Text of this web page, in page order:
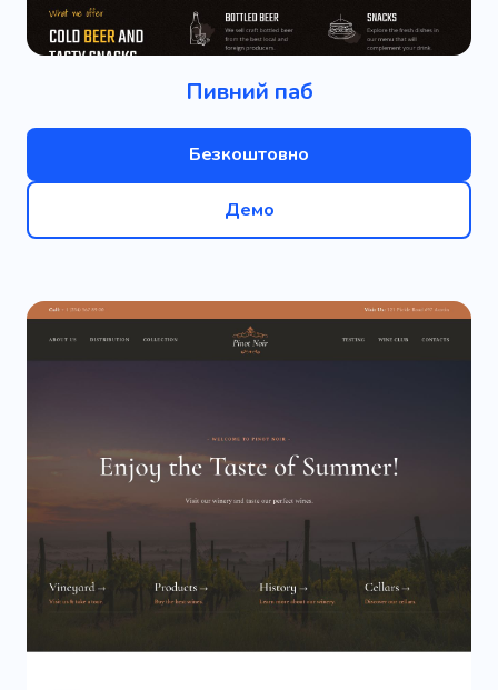
Пивний паб
Безкоштовно
Демо